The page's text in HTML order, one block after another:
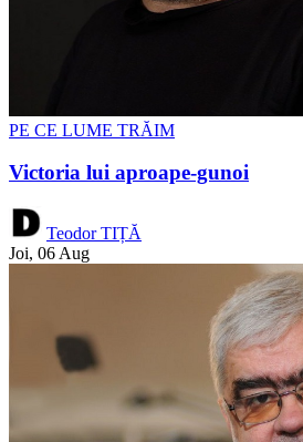
PE CE LUME TRĂIM
Victoria lui aproape-gunoi
Teodor TIȚĂ
Joi, 06 Aug